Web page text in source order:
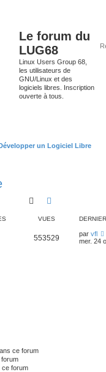
Le forum du
LUG68
Linux Users Group 68,
les utilisateurs de
GNU/Linux et des
logiciels libres. Inscription
ouverte à tous.
un Logiciel Libre
Rechercher
VUES
553529 par vfl
mer. 24
ce forum
ce forum